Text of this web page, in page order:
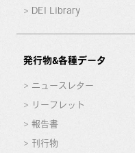
DEI Library
発行物&各種データ
ニュースレター
リーフレット
報告書
刊行物